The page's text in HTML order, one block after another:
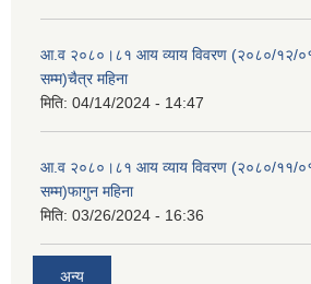
आ.व २०८०।८१ आय व्याय विवरण (२०८०/१२/
सम्म)चैत्र महिना
मिति: 04/14/2024 - 14:47
आ.व २०८०।८१ आय व्याय विवरण (२०८०/११/
सम्म)फागुन महिना
मिति: 03/26/2024 - 16:36
अन्य